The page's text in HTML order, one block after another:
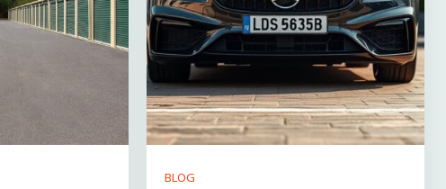
BLOG